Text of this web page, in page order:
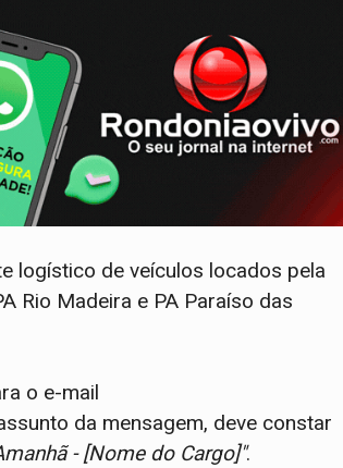
logístico de veículos locados pela
Rio Madeira e PA Paraíso das
o e-mail
da mensagem, deve constar
- [Nome do Cargo]".